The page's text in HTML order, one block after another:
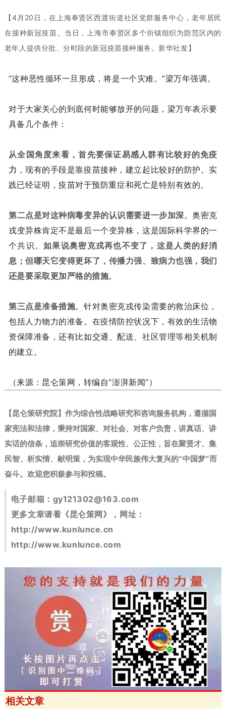
【4月20日，在上海奉贤区西渡街道社区党群服务中心，老年居民
在接种新冠疫苗。当日，上海市奉贤区多个街镇组织为防范区内的
老年人提供分批、分时段的新冠疫苗接种服务。新华社发】
“这种恶性循环一旦形成，将是一个灾难。”梁万年强调。
对于大家关心的到底何时能够放开的问题，梁万年表示要
具备几个条件：
从全国角度来看，首先要保证易感人群有比较好的免疫
力 ，现有的手段是靠疫苗接种，建立起比较好的防护。实
践已经证明，疫苗对于预防重症和死亡是特别有效的。
第二点是对这种病毒变异的认识需要进一步加深。奥密克
戎变异株肯定不是最后一个变异株，这是国际科学界的一
个共识。如果说奥密克戎再也不变了，这是人类的好消
息；但哪天它变得更坏了，传播力强、致病力也强，我们
还是要采取更加严格的措施。
第三点是准备措施。针对奥密克戎传染需要的救治床位，
包括人力物力的准备。在疫情防控状况下，有效的生活物
资保障准备，还有比如交通、配送、社区管理等相关机制
的建立。
（来源：昆仑策网，转编自“澎湃新闻”）
【昆仑策研究院】作为综合性战略研究和咨询服务机构，遵循国
家宪法和法律，秉持对国家、对社会、对客户负责，讲真话、讲
实话的信条，追崇研究价值的客观性、公正性，旨在聚贤才、集
民智、析实情、献明策，为实现中华民族伟大复兴的“中国梦”而
奋斗。 欢迎您积极参与和投稿。
电子邮箱： gy121302@163.com
更多文章请看《昆仑策网》，网址：
http://www.kunlunce.cn
http://www.kunlunce.com
相关文章